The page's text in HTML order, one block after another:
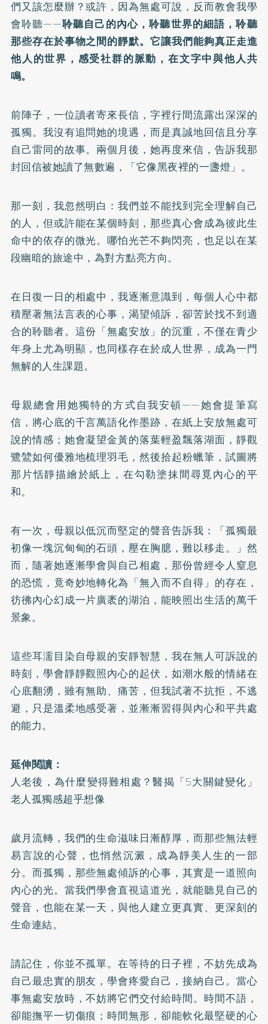
們又該怎麼辦？或許，因為無處可說，反而教會我學
會聆聽——聆聽自己的內心，聆聽世界的細語，聆聽
那些存在於事物之間的靜默。它讓我們能夠真正走進
他人的世界，感受社群的脈動，在文字中與他人共
鳴。
前陣子，一位讀者寄來長信，字裡行間流露出深深的
孤獨。我沒有追問她的境遇，而是真誠地回信且分享
自己雷同的故事。兩個月後，她再度來信，告訴我那
封回信被她讀了無數遍，「它像黑夜裡的一盞燈」。
那一刻，我忽然明白：我們並不能找到完全理解自己
的人，但或許能在某個時刻，那些真心會成為彼此生
命中的依存的微光。哪怕光芒不夠閃亮，也足以在某
段幽暗的旅途中，為對方點亮方向。
在日復一日的相處中，我逐漸意識到，每個人心中都
積壓著無法言表的心事，渴望傾訴，卻苦於找不到適
合的聆聽者。這份「無處安放」的沉重，不僅在青少
年身上尤為明顯，也同樣存在於成人世界，成為一門
無解的人生課題。
母親總會用她獨特的方式自我安頓——她會提筆寫
信，將心底的千言萬語化作墨跡，在紙上安放無處可
說的情感；她會凝望金黃的落葉輕盈飄落湖面，靜觀
鷺鷥如何優雅地梳理羽毛，然後拾起粉蠟筆，試圖將
那片恬靜描繪於紙上，在勾勒塗抹間尋覓內心的平
和。
有一次，母親以低沉而堅定的聲音告訴我：「孤獨最
初像一塊沉甸甸的石頭，壓在胸臆，難以移走。」然
而，隨著她逐漸學會與自己相處，那份曾經令人窒息
的恐慌，竟奇妙地轉化為「無入而不自得」的存在，
彷彿內心幻成一片廣袤的湖泊，能映照出生活的萬千
景象。
這些耳濡目染自母親的安靜智慧，我在無人可訴說的
時刻，學會靜靜觀照內心的起伏，如潮水般的情緒在
心底翻湧，雖有無助、痛苦，但我試著不抗拒，不逃
避，只是溫柔地感受著，並漸漸習得與內心和平共處
的能力。
延伸閱讀：
人老後，為什麼變得難相處？醫揭「5大關鍵變化」
老人孤獨感超乎想像
歲月流轉，我們的生命滋味日漸醇厚，而那些無法輕
易言說的心聲，也悄然沉澱，成為靜美人生的一部
分。而孤獨，那些無處傾訴的心事，其實是一道照向
內心的光。當我們學會直視這道光，就能聽見自己的
聲音，也能在某一天，與他人建立更真實、更深刻的
生命連結。
請記住，你並不孤單。在等待的日子裡，不妨先成為
自己最忠實的朋友，學會疼愛自己，接納自己。當心
事無處安放時，不妨將它們交付給時間。時間不語，
卻能撫平一切傷痕；時間無形，卻能軟化最堅硬的心